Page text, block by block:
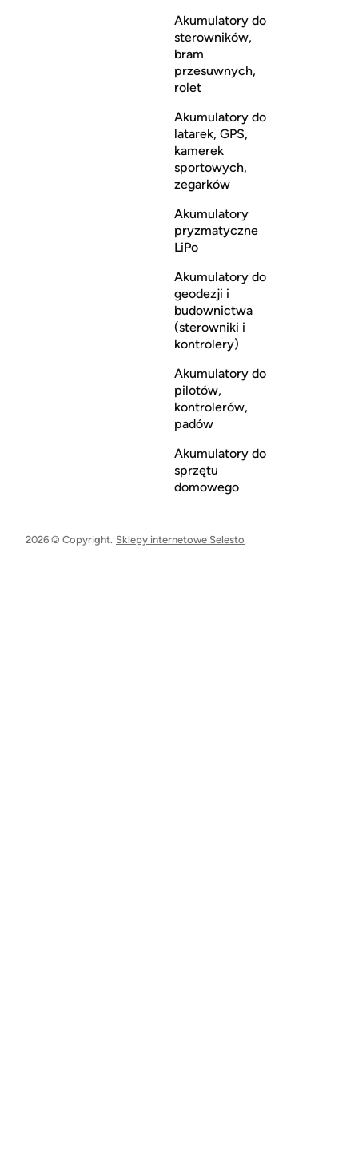
Akumulatory do
sterowników,
bram
przesuwnych,
rolet
Akumulatory do
latarek, GPS,
kamerek
sportowych,
zegarków
Akumulatory
pryzmatyczne
LiPo
Akumulatory do
geodezji i
budownictwa
(sterowniki i
kontrolery)
Akumulatory do
pilotów,
kontrolerów,
padów
Akumulatory do
sprzętu
domowego
2026 © Copyright. Sklepy internetowe Selesto